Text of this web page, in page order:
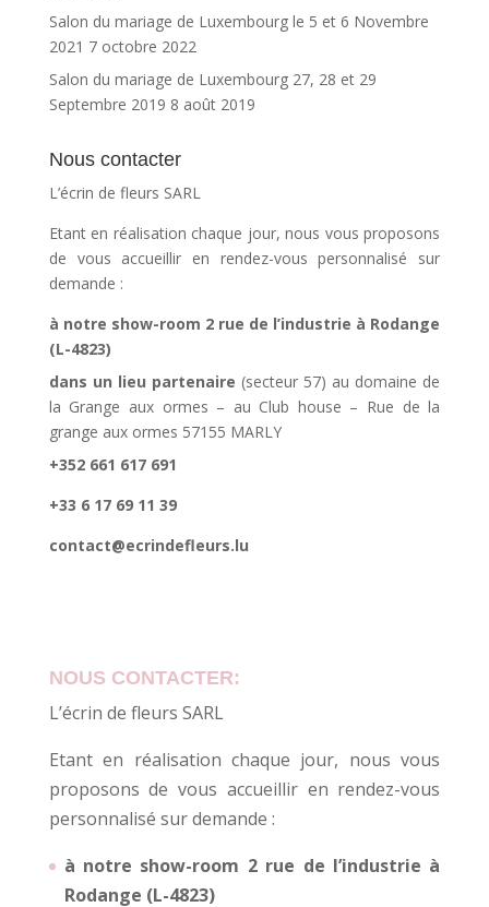
Salon du mariage de Luxembourg le 5 et 6 Novembre
2021 7 octobre 2022
Salon du mariage de Luxembourg 27, 28 et 29
Septembre 2019 8 août 2019
Nous contacter
L’écrin de fleurs SARL
Etant en réalisation chaque jour, nous vous proposons
de vous accueillir en rendez-vous personnalisé sur
demande :
à notre show-room 2 rue de l’industrie à Rodange
(L-4823)
dans un lieu partenaire (secteur 57) au domaine de
la Grange aux ormes – au Club house – Rue de la
grange aux ormes 57155 MARLY
+352 661 617 691
+33 6 17 69 11 39
contact@ecrindefleurs.lu
NOUS CONTACTER:
L’écrin de fleurs SARL
Etant en réalisation chaque jour, nous vous
proposons de vous accueillir en rendez-vous
personnalisé sur demande :
à notre show-room 2 rue de l’industrie à
Rodange (L-4823)